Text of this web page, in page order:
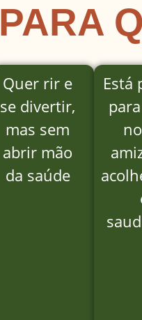
PARA
Quer rir e
se divertir,
mas sem
abrir mão
da saúde
Está